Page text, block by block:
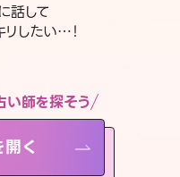
話して
リしたい…！
い師を探そう
く